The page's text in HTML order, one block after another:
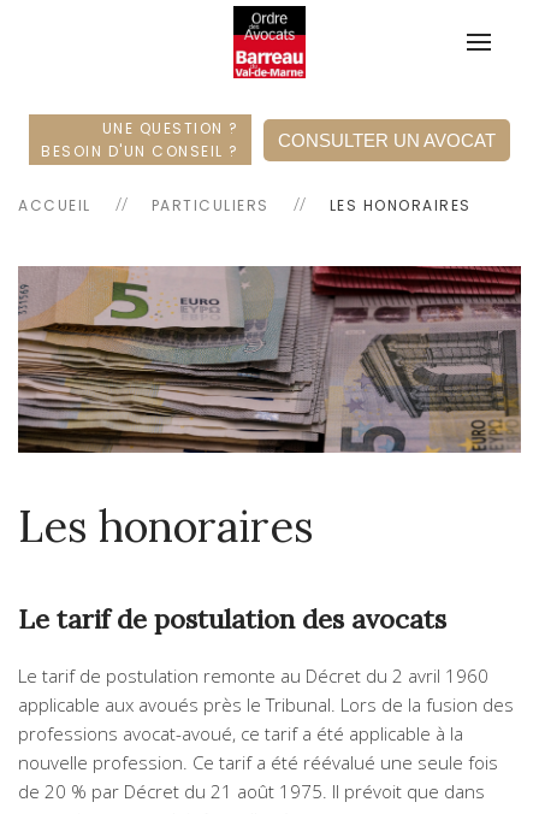
UNE QUESTION ?
BESOIN D'UN CONSEIL ?
CONSULTER UN AVOCAT
ACCUEIL PARTICULIERS LES HONORAIRES
Les honoraires
Le tarif de postulation des avocats
Le tarif de postulation remonte au Décret du 2 avril 1960
applicable aux avoués près le Tribunal. Lors de la fusion des
professions avocat-avoué, ce tarif a été applicable à la
nouvelle profession. Ce tarif a été réévalué une seule fois
de 20 % par Décret du 21 août 1975. Il prévoit que dans